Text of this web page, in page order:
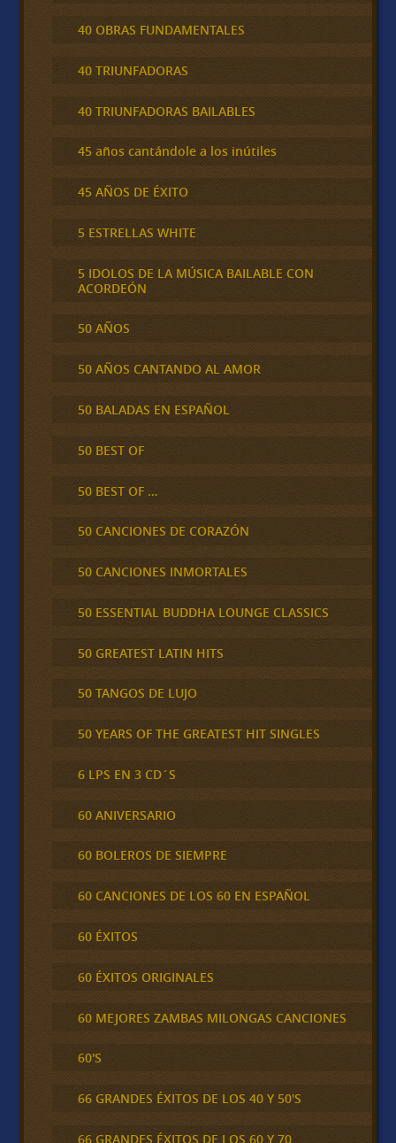
40 OBRAS FUNDAMENTALES
40 TRIUNFADORAS
40 TRIUNFADORAS BAILABLES
45 años cantándole a los inútiles
45 AÑOS DE ÉXITO
5 ESTRELLAS WHITE
5 IDOLOS DE LA MÚSICA BAILABLE CON
ACORDEÓN
50 AÑOS
50 AÑOS CANTANDO AL AMOR
50 BALADAS EN ESPAÑOL
50 BEST OF
50 BEST OF …
50 CANCIONES DE CORAZÓN
50 CANCIONES INMORTALES
50 ESSENTIAL BUDDHA LOUNGE CLASSICS
50 GREATEST LATIN HITS
50 TANGOS DE LUJO
50 YEARS OF THE GREATEST HIT SINGLES
6 LPS EN 3 CD´S
60 ANIVERSARIO
60 BOLEROS DE SIEMPRE
60 CANCIONES DE LOS 60 EN ESPAÑOL
60 ÉXITOS
60 ÉXITOS ORIGINALES
60 MEJORES ZAMBAS MILONGAS CANCIONES
60'S
66 GRANDES ÉXITOS DE LOS 40 Y 50'S
66 GRANDES ÉXITOS DE LOS 60 Y 70